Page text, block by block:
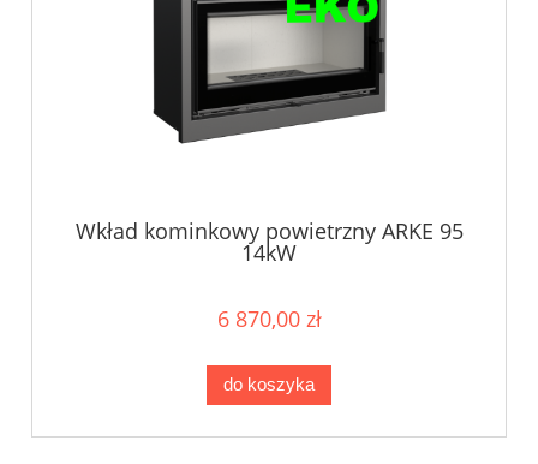
Wkład kominkowy powietrzny ARKE 95
14kW
6 870,00 zł
do koszyka